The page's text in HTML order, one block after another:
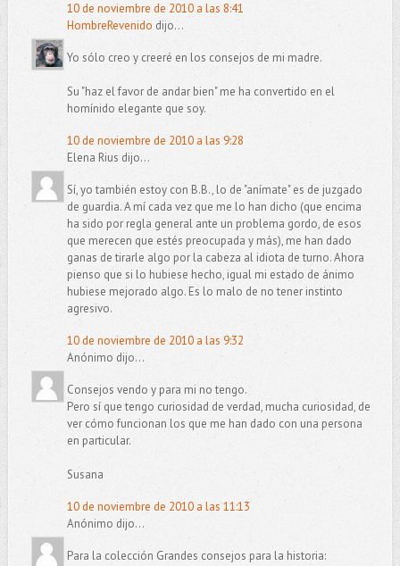
10 de noviembre de 2010 a las 8:41
HombreRevenido dijo...
Yo sólo creo y creeré en los consejos de mi madre.
Su "haz el favor de andar bien" me ha convertido en el
homínido elegante que soy.
10 de noviembre de 2010 a las 9:28
Elena Rius dijo...
Sí, yo también estoy con B.B., lo de "anímate" es de juzgado
de guardia. A mí cada vez que me lo han dicho (que encima
ha sido por regla general ante un problema gordo, de esos
que merecen que estés preocupada y más), me han dado
ganas de tirarle algo por la cabeza al idiota de turno. Ahora
pienso que si lo hubiese hecho, igual mi estado de ánimo
hubiese mejorado algo. Es lo malo de no tener instinto
agresivo.
10 de noviembre de 2010 a las 9:32
Anónimo dijo...
Consejos vendo y para mi no tengo.
Pero sí que tengo curiosidad de verdad, mucha curiosidad, de
ver cómo funcionan los que me han dado con una persona
en particular.
Susana
10 de noviembre de 2010 a las 11:13
Anónimo dijo...
Para la colección Grandes consejos para la historia: